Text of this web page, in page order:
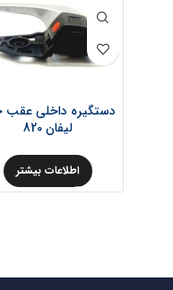
دستگیره داخلی
لیفان 820
اطلاعات بیشتر